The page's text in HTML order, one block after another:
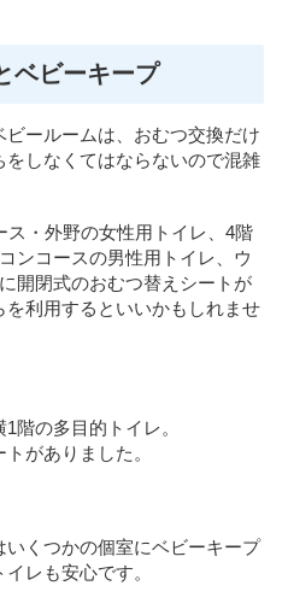
ベビーキープ
ールームは、おむつ交換だけ
しなくてはならないので混雑
ス・外野の女性用トイレ、4階
ンコースの男性用トイレ、ウ
開閉式のおむつ替えシートが
利用するといいかもしれませ
階の多目的トイレ。
がありました。
くつかの個室にベビーキープ
レも安心です。